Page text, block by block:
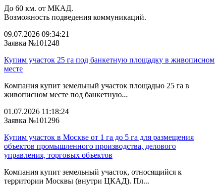
До 60 км. от МКАД.
Возможность подведения коммуникаций.
09.07.2026 09:34:21
Заявка №101248
Купим участок 25 га под банкетную площадку в живописном
месте
Компания купит земельный участок площадью 25 га в
живописном месте под банкетную...
01.07.2026 11:18:24
Заявка №101296
Купим участок в Москве от 1 га до 5 га для размещения
объектов промышленного производства, делового
управления, торговых объектов
Компания купит земельный участок, относящийся к
территории Москвы (внутри ЦКАД). Пл...